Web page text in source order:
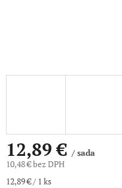
12,89 €/ sada
10,48 € bez DPH
Jednotková
12,89 € / 1 ks